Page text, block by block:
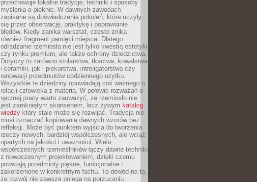
przechowuje lokalne tradycje, techniki i sposoby
myślenia o pięknie. W dawnych zawodach
zapisane są doświadczenia pokoleń, które uczyły
się przez obserwację, praktykę i poprawianie
błędów. Kiedy zanika warsztat, często znika
również fragment pamięci miejsca. Dlatego
odradzanie rzemiosła nie jest tylko kwestią estetyki
czy rynku premium, ale także ochrony dziedzictwa.
Dotyczy to zarówno stolarstwa, tkactwa, kowalstwa
i ceramiki, jak i piekarstwa, introligatorstwa czy
renowacji przedmiotów codziennego użytku.
Wszystkie te dziedziny opowiadają coś ważnego o
relacji człowieka z materią. W połowie rozważań o
ręcznej pracy warto zauważyć, że rzemiosło nie
jest zamkniętym skansenem, lecz żywym katalog
wiedzy który stale może się rozwijać. Tradycja nie
musi oznaczać kopiowania dawnych wzorów bez
refleksji. Może być punktem wyjścia do tworzenia
rzeczy nowych, bardziej współczesnych, ale wciąż
opartych na jakości i uważności. Wielu
współczesnych rzemieślników łączy dawne techniki
z nowoczesnym projektowaniem, dzięki czemu
powstają przedmioty piękne, funkcjonalne i
zakorzenione w konkretnym fachu. To dowód na to,
że rozwój nie zawsze polega na porzucaniu